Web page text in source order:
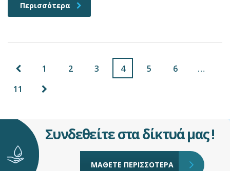
Περισσότερα
1 2 3 4 5 6
…
11
Συνδεθείτε στα δίκτυά μας !
ΜΑΘΕΤΕ ΠΕΡΙΣΣΟΤΕΡΑ